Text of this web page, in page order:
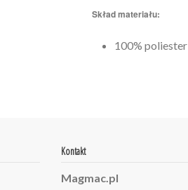
Skład materiału:
100% poliester
Kontakt
Magmac.pl